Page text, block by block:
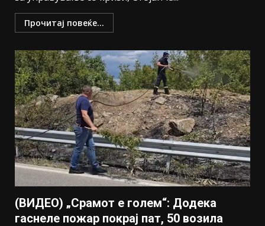
Прочитај повеќе...
(ВИДЕО) „Срамот е голем“: Додека
гаснеле пожар покрај пат, 50 возила